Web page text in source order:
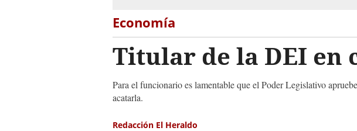
Economía
Titular de la DEI en
Para el funcionario es lamentable que el Poder Legislativo
acatarla.
Redacción El Heraldo